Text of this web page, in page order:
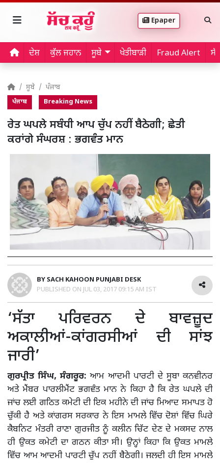
Epaper
ਦੇਸ਼ ਕੁੱਲ ਜਹਾਨ ਸੂਬੇ ਖੇਤੀਬਾੜੀ Fraud Alert
ਸੂਬੇ ਪੰਜਾਬ
ਪੰਜਾਬ Breaking News
ਰੇਤ ਘਪਲੇ ਸਬੰਧੀ ਆਪ ਚੁੱਪ ਨਹੀਂ ਬੈਠੇਗੀ; ਛੇਤੀ
ਕਰਾਂਗੇ ਸੰਘਰਸ਼ : ਭਗਵੰਤ ਮਾਨ
BY SACH KAHOON PUNJABI DESK
PUBLISHED ON JUL 03, 2017 09:15 AM IST
‘ਸੱਤਾ ਪਰਿਵਰਨ ਦੇ ਬਾਵਜ਼ੂਦ
ਅਕਾਲੀਆਂ-ਕਾਂਗਰਸੀਆਂ ਦੀ ਸਾਂਝ
ਜਾਰੀ’
ਗੁਰਪ੍ਰੀਤ ਸਿੰਘ, ਸੰਗਰੂਰ: ਆਮ ਆਦਮੀ ਪਾਰਟੀ ਦੇ ਸੂਬਾ ਕਨਵੀਨਰ
ਅਤੇ ਮੈਂਬਰ ਪਾਰਲੀਮੈਂਟ ਭਗਵੰਤ ਮਾਨ ਨੇ ਕਿਹਾ ਹੈ ਕਿ ਰੇਤ ਘਪਲੇ ਦੀ
ਜਾਂਚ ਲਈ ਗਠਿਤ ਕਮੇਟੀ ਦੀ ਇਕ ਮਹੀਨੇ ਦੀ ਜਾਂਚ ਮਿਆਦ ਸਮਾਪਤ ਹੋ
ਚੁੱਕੀ ਹੈ ਅਤੇ ਕਾਂਗਰਸ ਸਰਕਾਰ ਨੇ ਇਸ ਮਾਮਲੇ ਵਿੱਚ ਦੋਸ਼ਾਂ ਵਿੱਚ ਘਿਰੇ
ਕੈਬਨਿਟ ਮੰਤਰੀ ਰਾਣਾ ਗੁਰਜੀਤ ਨੂੰ ਕਲੀਨ ਚਿੱਟ ਦੇਣ ਦੇ ਮਕਸਦ ਨਾਲ
ਹੀ ਉਕਤ ਕਮੇਟੀ ਦਾ ਗਠਨ ਕੀਤਾ ਸੀ। ਉਨ੍ਹਾਂ ਕਿਹਾ ਕਿ ਉਕਤ ਮਾਮਲੇ
ਵਿੱਚ ਆਮ ਆਦਮੀ ਪਾਰਟੀ ਚੁੱਪ ਨਹੀਂ ਬੈਠੇਗੀ। ਜਲਦੀ ਹੀ ਇਸ ਮਾਮਲੇ